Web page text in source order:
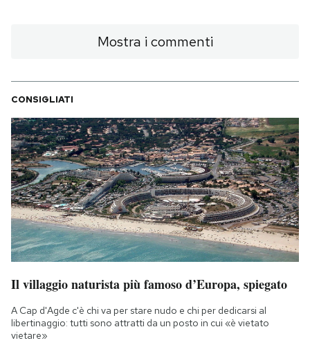
Mostra i commenti
CONSIGLIATI
Il villaggio naturista più famoso d’Europa, spiegato
A Cap d'Agde c'è chi va per stare nudo e chi per dedicarsi al
libertinaggio: tutti sono attratti da un posto in cui «è vietato
vietare»